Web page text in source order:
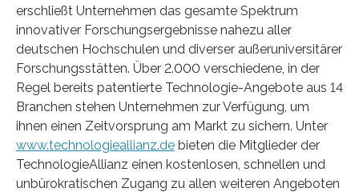
erschließt Unternehmen das gesamte Spektrum
innovativer Forschungsergebnisse nahezu aller
deutschen Hochschulen und diverser außeruniversitärer
Forschungsstätten. Über 2.000 verschiedene, in der
Regel bereits patentierte Technologie-Angebote aus 14
Branchen stehen Unternehmen zur Verfügung, um
ihnen einen Zeitvorsprung am Markt zu sichern. Unter
www.technologieallianz.de bieten die Mitglieder der
TechnologieAllianz einen kostenlosen, schnellen und
unbürokratischen Zugang zu allen weiteren Angeboten